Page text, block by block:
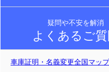
車庫証明・名義変更全国マップ
疑問や不安を解消
よくあるご質